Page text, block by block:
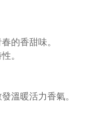
的香甜味。
。
溫暖活力香氣。